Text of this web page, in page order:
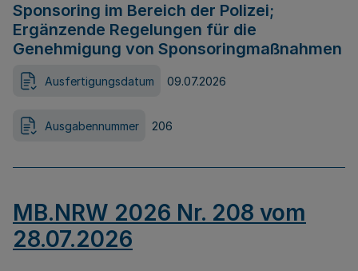
Sponsoring im Bereich der Polizei;
Ergänzende Regelungen für die
Genehmigung von Sponsoringmaßnahmen
Ausfertigungsdatum 09.07.2026
Ausgabennummer 206
MB.NRW 2026 Nr. 208 vom
28.07.2026